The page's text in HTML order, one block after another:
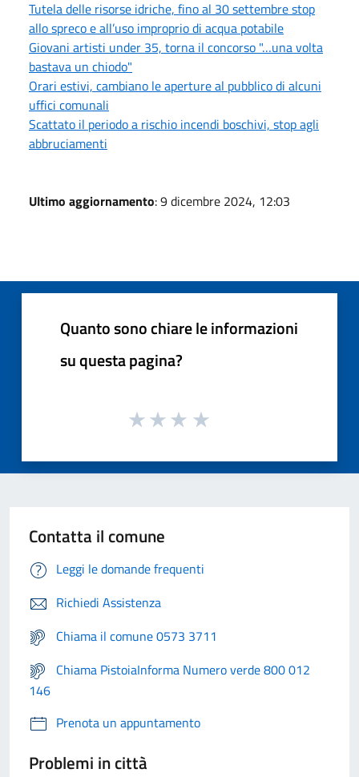
Tutela delle risorse idriche, fino al 30 settembre stop
allo spreco e all’uso improprio di acqua potabile
Giovani artisti under 35, torna il concorso "…una volta
bastava un chiodo"
Orari estivi, cambiano le aperture al pubblico di alcuni
uffici comunali
Scattato il periodo a rischio incendi boschivi, stop agli
abbruciamenti
Ultimo aggiornamento: 9 dicembre 2024, 12:03
Quanto sono chiare le informazioni
su questa pagina?
Contatta il comune
Leggi le domande frequenti
Richiedi Assistenza
Chiama il comune 0573 3711
Chiama PistoiaInforma Numero verde 800 012
146
Prenota un appuntamento
Problemi in città